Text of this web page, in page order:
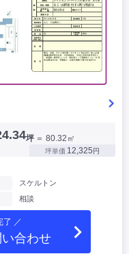
坪 ＝ 80.32㎡
坪単価 12,325円
スケルトン
相談
了 ／
合わせ